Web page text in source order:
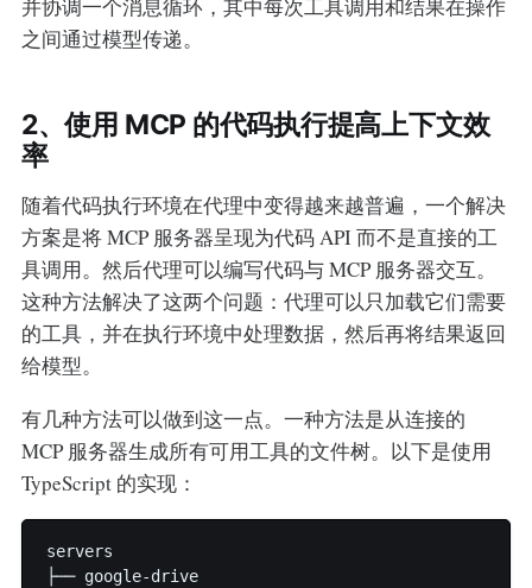
并协调一个消息循环，其中每次工具调用和结果在操作
之间通过模型传递。
2、使用 MCP 的代码执行提高上下文效
率
随着代码执行环境在代理中变得越来越普遍，一个解决
方案是将 MCP 服务器呈现为代码 API 而不是直接的工
具调用。然后代理可以编写代码与 MCP 服务器交互。
这种方法解决了这两个问题：代理可以只加载它们需要
的工具，并在执行环境中处理数据，然后再将结果返回
给模型。
有几种方法可以做到这一点。一种方法是从连接的
MCP 服务器生成所有可用工具的文件树。以下是使用
TypeScript 的实现：
servers
├── google-drive